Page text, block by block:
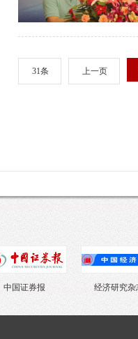
31条 上一页
国证券报 经济研究杂志